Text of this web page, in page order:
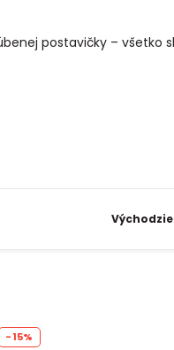
postavičky – všetko
-15%